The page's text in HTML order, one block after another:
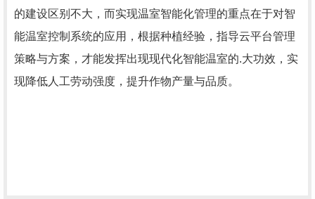
的建设区别不大，而实现温室智能化管理的重点在于对智
能温室控制系统的应用，根据种植经验，指导云平台管理
策略与方案，才能发挥出现现代化智能温室的.大功效，实
现降低人工劳动强度，提升作物产量与品质。